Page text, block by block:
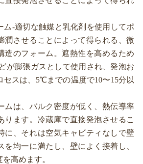
ム-適切な触媒と乳化剤を使用してポ
潤させることによって得られる、微
造のフォーム。遮熱性を高めるため
が膨張ガスとして使用され、発泡お
セスは、5℃までの温度で10〜15分以
ムは、バルク密度が低く、熱伝導率
ります。冷蔵庫で直接発泡させるこ
に、それは空気キャビティなしで壁
を均一に満たし、壁によく接着し、
高めます。